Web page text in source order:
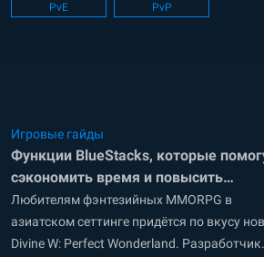
Divine W: Perfect Wonderland была скачана
PvE
PvP
Игровые гайды
Функции BlueStacks, которые
сэкономить время и повысить
эффективность в Divine W: Perfect
Wonderland
Любителям фэнтезийных MMORPG в
азиатском сеттинге придётся по вкусу
Divine W: Perfect Wonderland. Разработчик